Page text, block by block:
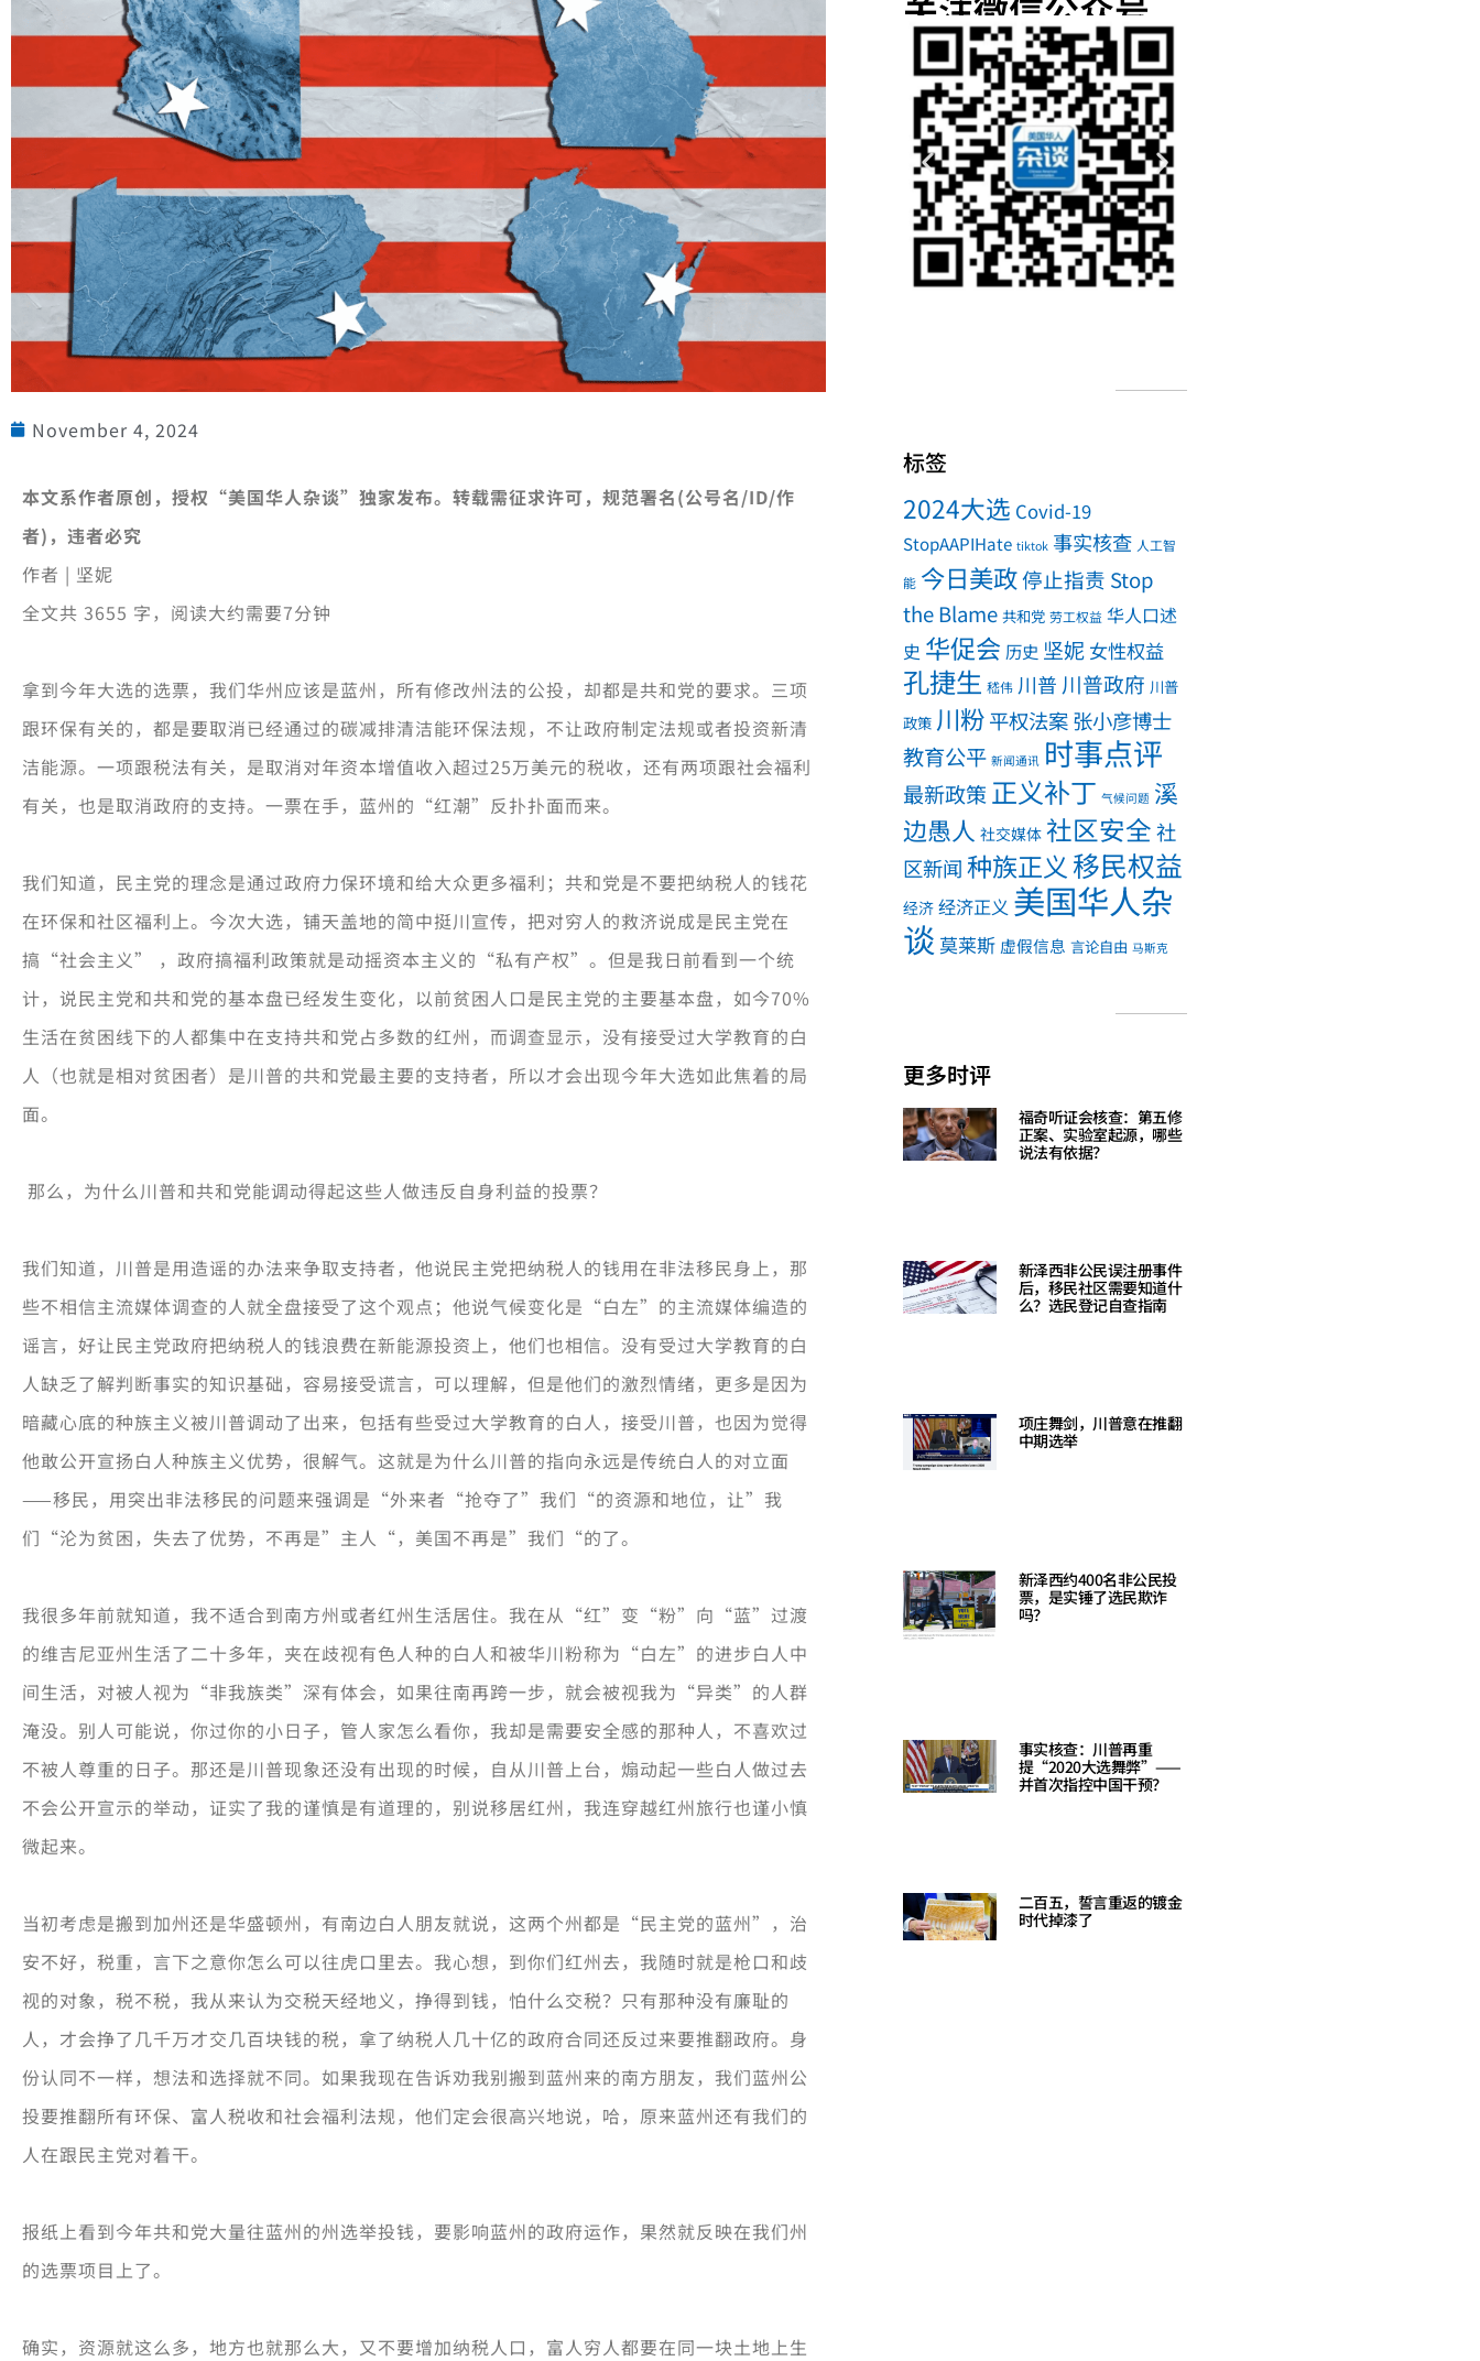
November 4, 2024
本文系作者原创，授权“美国华人杂谈”独家发布。转载需征求许可，规范署名(公号名/ID/作
者)，违者必究
作者 | 坚妮
全文共 3655 字，阅读大约需要7分钟
拿到今年大选的选票，我们华州应该是蓝州，所有修改州法的公投，却都是共和党的要求。三项
跟环保有关的，都是要取消已经通过的碳减排清洁能环保法规，不让政府制定法规或者投资新清
洁能源。一项跟税法有关，是取消对年资本增值收入超过25万美元的税收，还有两项跟社会福利
有关，也是取消政府的支持。一票在手，蓝州的“红潮”反扑扑面而来。
我们知道，民主党的理念是通过政府力保环境和给大众更多福利；共和党是不要把纳税人的钱花
在环保和社区福利上。今次大选，铺天盖地的简中挺川宣传，把对穷人的救济说成是民主党在
搞“社会主义” ，政府搞福利政策就是动摇资本主义的“私有产权”。但是我日前看到一个统
计，说民主党和共和党的基本盘已经发生变化，以前贫困人口是民主党的主要基本盘，如今70%
生活在贫困线下的人都集中在支持共和党占多数的红州，而调查显示，没有接受过大学教育的白
人（也就是相对贫困者）是川普的共和党最主要的支持者，所以才会出现今年大选如此焦着的局
面。
那么，为什么川普和共和党能调动得起这些人做违反自身利益的投票？
我们知道，川普是用造谣的办法来争取支持者，他说民主党把纳税人的钱用在非法移民身上，那
些不相信主流媒体调查的人就全盘接受了这个观点；他说气候变化是“白左”的主流媒体编造的
谣言，好让民主党政府把纳税人的钱浪费在新能源投资上，他们也相信。没有受过大学教育的白
人缺乏了解判断事实的知识基础，容易接受谎言，可以理解，但是他们的激烈情绪，更多是因为
暗藏心底的种族主义被川普调动了出来，包括有些受过大学教育的白人，接受川普，也因为觉得
他敢公开宣扬白人种族主义优势，很解气。这就是为什么川普的指向永远是传统白人的对立面
——移民，用突出非法移民的问题来强调是“外来者“抢夺了”我们“的资源和地位，让”我
们“沦为贫困，失去了优势，不再是”主人“，美国不再是”我们“的了。
我很多年前就知道，我不适合到南方州或者红州生活居住。我在从“红”变“粉”向“蓝”过渡
的维吉尼亚州生活了二十多年，夹在歧视有色人种的白人和被华川粉称为“白左”的进步白人中
间生活，对被人视为“非我族类”深有体会，如果往南再跨一步，就会被视我为“异类”的人群
淹没。别人可能说，你过你的小日子，管人家怎么看你，我却是需要安全感的那种人，不喜欢过
不被人尊重的日子。那还是川普现象还没有出现的时候，自从川普上台，煽动起一些白人做过去
不会公开宣示的举动，证实了我的谨慎是有道理的，别说移居红州，我连穿越红州旅行也谨小慎
微起来。
当初考虑是搬到加州还是华盛顿州，有南边白人朋友就说，这两个州都是“民主党的蓝州”，治
安不好，税重，言下之意你怎么可以往虎口里去。我心想，到你们红州去，我随时就是枪口和歧
视的对象，税不税，我从来认为交税天经地义，挣得到钱，怕什么交税？只有那种没有廉耻的
人，才会挣了几千万才交几百块钱的税，拿了纳税人几十亿的政府合同还反过来要推翻政府。身
份认同不一样，想法和选择就不同。如果我现在告诉劝我别搬到蓝州来的南方朋友，我们蓝州公
投要推翻所有环保、富人税收和社会福利法规，他们定会很高兴地说，哈，原来蓝州还有我们的
人在跟民主党对着干。
报纸上看到今年共和党大量往蓝州的州选举投钱，要影响蓝州的政府运作，果然就反映在我们州
的选票项目上了。
确实，资源就这么多，地方也就那么大，又不要增加纳税人口，富人穷人都要在同一块土地上生
标签
2024大选 Covid-19
StopAAPIHate tiktok 事实核查 人工智
能 今日美政停止指责 Stop
the Blame 共和党 劳工权益 华人口述
史 华促会 历史 坚妮 女性权益
孔捷生 嵇伟 川普 川普政府 川普
政策 川粉 平权法案 张小彦博士
教育公平 新闻通讯 时事点评
最新政策正义补丁 气候问题 溪
边愚人 社交媒体 社区安全社
区新闻种族正义 移民权益
经济 经济正义 美国华人杂
谈 莫莱斯 虚假信息 言论自由 马斯克
更多时评
福奇听证会核查：第五修
正案、实验室起源，哪些
说法有依据？
新泽西非公民误注册事件
后，移民社区需要知道什
么？选民登记自查指南
项庄舞剑，川普意在推翻
中期选举
新泽西约400名非公民投
票，是实锤了选民欺诈
吗？
事实核查：川普再重
提“2020大选舞弊”——
并首次指控中国干预？
二百五，誓言重返的镀金
时代掉漆了